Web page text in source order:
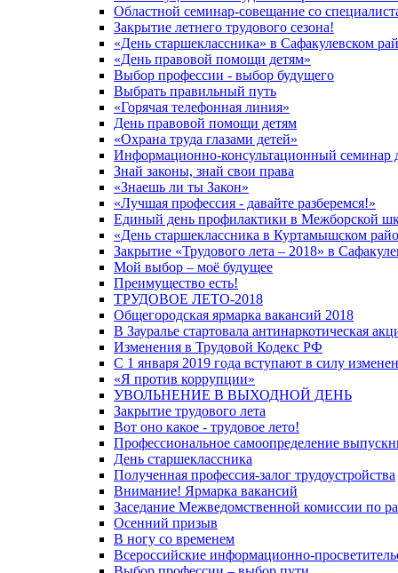
Областной семинар-совещание со
Закрытие летнего трудового сезона!
«День старшеклассника» в Сафакулевском
«День правовой помощи детям»
Выбор профессии - выбор будущего
Выбрать правильный путь
«Горячая телефонная линия»
День правовой помощи детям
«Охрана труда глазами детей»
Информационно-консультационный семинар
Знай законы, знай свои права
«Знаешь ли ты Закон»
«Лучшая профессия - давайте разберемся!»
Единый день профилактики в Межборской
«День старшеклассника в Куртамышском
Закрытие «Трудового лета – 2018» в
Мой выбор – моё будущее
Преимущество есть!
ТРУДОВОЕ ЛЕТО-2018
Общегородская ярмарка вакансий 2018
В Зауралье стартовала антинаркотическая
Изменения в Трудовой Кодекс РФ
С 1 января 2019 года вступают в силу
«Я против коррупции»
УВОЛЬНЕНИЕ В ВЫХОДНОЙ ДЕНЬ
Закрытие трудового лета
Вот оно какое - трудовое лето!
Профессиональное самоопределение
День старшеклассника
Полученная профессия-залог трудоустройства
Внимание! Ярмарка вакансий
Заседание Межведомственной комиссии по
Осенний призыв
В ногу со временем
Всероссийские информационно-